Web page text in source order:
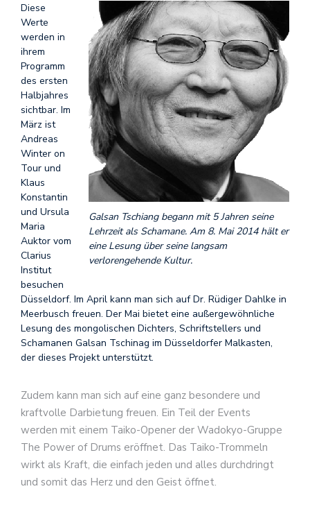
Galsan Tschiang begann mit 5 Jahren seine
Lehrzeit als Schamane. Am 8. Mai 2014 hält er
eine Lesung über seine langsam
verlorengehende Kultur.
Diese
Werte
werden in
ihrem
Programm
des ersten
Halbjahres
sichtbar. Im
März ist
Andreas
Winter on
Tour und
Klaus
Konstantin
und Ursula
Maria
Auktor vom
Clarius
Institut
besuchen
Düsseldorf. Im April kann man sich auf Dr. Rüdiger Dahlke in
Meerbusch freuen. Der Mai bietet eine außergewöhnliche
Lesung des mongolischen Dichters, Schriftstellers und
Schamanen Galsan Tschinag im Düsseldorfer Malkasten,
der dieses Projekt unterstützt.
Zudem kann man sich auf eine ganz besondere und
kraftvolle Darbietung freuen. Ein Teil der Events
werden mit einem Taiko-Opener der Wadokyo-Gruppe
The Power of Drums eröffnet. Das Taiko-Trommeln
wirkt als Kraft, die einfach jeden und alles durchdringt
und somit das Herz und den Geist öffnet.